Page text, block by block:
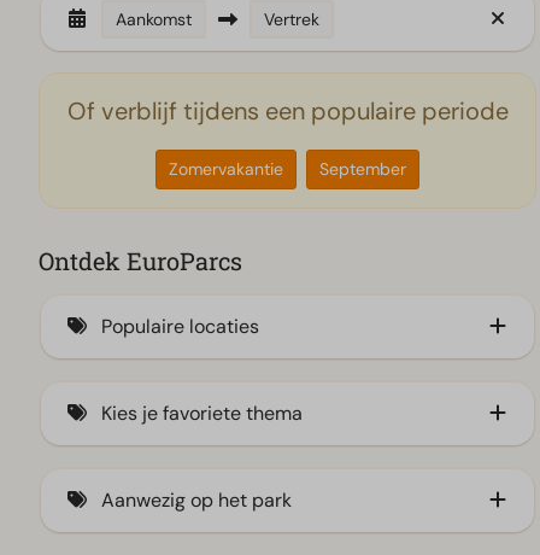
Aankomst Vertrek
Of verblijf tijdens een populaire periode
Zomervakantie September
Ontdek EuroParcs
Populaire locaties
Veluwe
Waddeneilanden
Kies je favoriete thema
Stad
Aanwezig op het park